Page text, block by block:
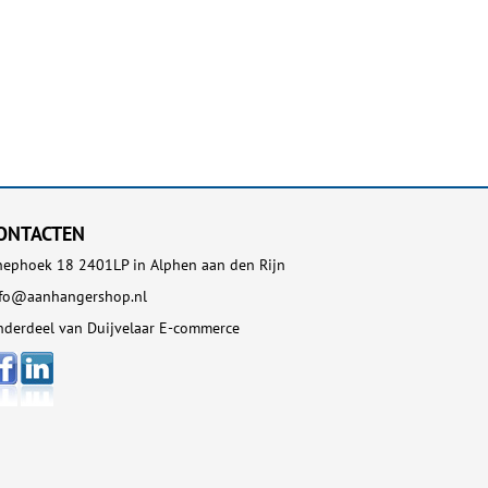
18 2401LP in Alphen aan den Rijn
van Duijvelaar E-commerce